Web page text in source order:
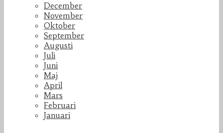
December
November
Oktober
September
Augusti
Juli
Juni
Maj
April
Mars
Februari
Januari